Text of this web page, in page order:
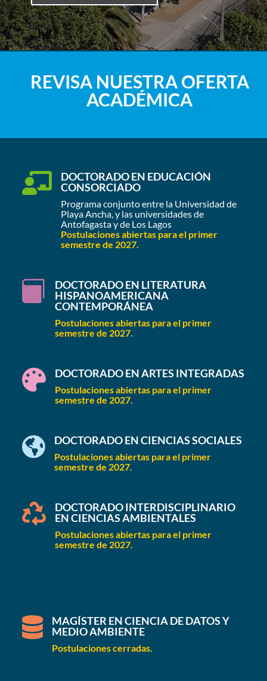
REVISA NUESTRA OFERTA
ACADÉMICA

DOCTORADO EN EDUCACIÓN
CONSORCIADO
Programa conjunto entre la Universidad de
Playa Ancha, y las universidades de
Antofagasta y de Los Lagos
Postulaciones abiertas para el primer
semestre de 2027.

DOCTORADO EN LITERATURA
HISPANOAMERICANA
CONTEMPORÁNEA
Postulaciones abiertas para el primer
semestre de 2027.
 DOCTORADO EN ARTES INTEGRADAS
Postulaciones abiertas para el primer
semestre de 2027.
 DOCTORADO EN CIENCIAS SOCIALES
Postulaciones abiertas para el primer
semestre de 2027.

DOCTORADO INTERDISCIPLINARIO
EN CIENCIAS AMBIENTALES
Postulaciones abiertas para el primer
semestre de 2027.

MAGÍSTER EN CIENCIA DE DATOS Y
MEDIO AMBIENTE
Postulaciones cerradas.